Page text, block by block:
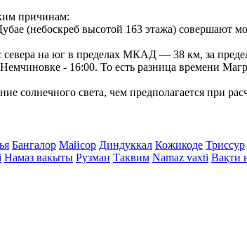
причинам:
(небоскреб высотой 163 этажа) совершают
с севера на юг в пределах МКАД — 38 км, за
- 16:00. То есть разница времени
света, чем предполагается при
Бангалор Майсор Диндуккал Кожикоде Триссур
Намаз вакыты Рузман Таквим Namaz vaxti Вақти